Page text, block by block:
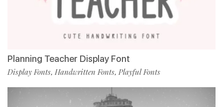
Planning Teacher Display Font
Display Fonts, Handwritten Fonts, Playful Fonts